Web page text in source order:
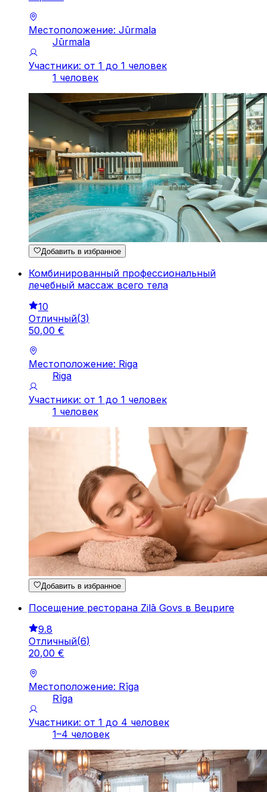
Местоположение: Jūrmala
Jūrmala
Участники: от 1 до 1 человек
1 человек
Добавить в избранное
Комбинированный профессиональный
лечебный массаж всего тела
10
Отличный(3)
50,00 €
Местоположение: Riga
Riga
Участники: от 1 до 1 человек
1 человек
Добавить в избранное
Посещение ресторана Zilā Govs в Вецриге
9.8
Отличный(6)
20,00 €
Местоположение: Rīga
Rīga
Участники: от 1 до 4 человек
1–4 человек